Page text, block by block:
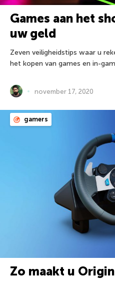
Games aan het
uw geld
Zeven veiligheidstips waar u
het kopen van games en in-
november 17, 2020
gamers
Zo maakt u